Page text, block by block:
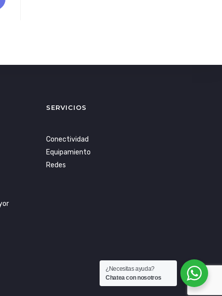
SERVICIOS
Conectividad
Equipamiento
Redes
¿Necesitas ayuda?
Chatea con nosotros